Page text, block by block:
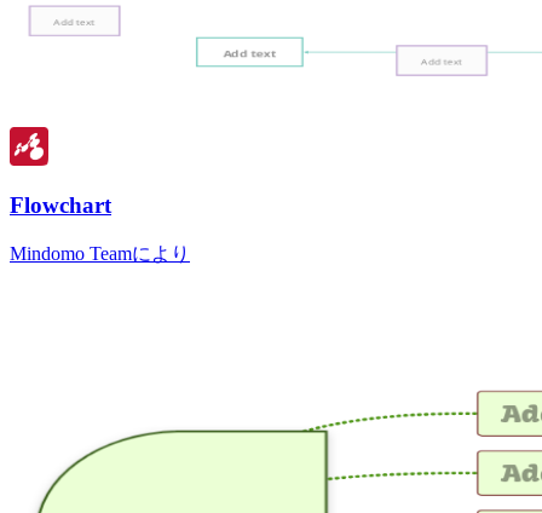
Flowchart
Mindomo Teamにより